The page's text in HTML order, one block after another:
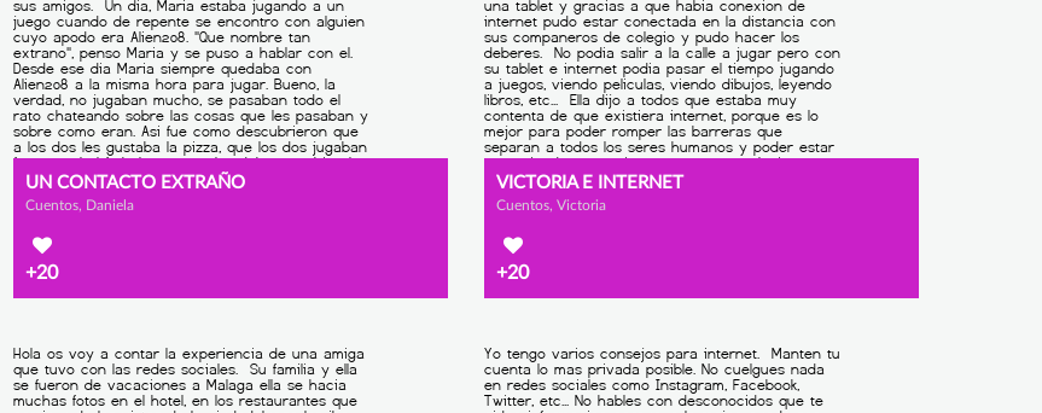
UN CONTACTO EXTRAÑO
Cuentos, Daniela
+20
VICTORIA E INTERNET
Cuentos, Victoria
+20